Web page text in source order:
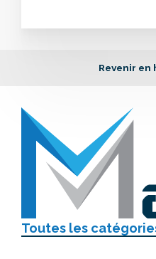
Revenir en
Toutes les